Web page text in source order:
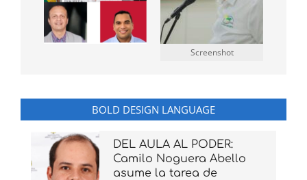
Screenshot
BOLD DESIGN LANGUAGE
DEL AULA AL PODER:
Camilo Noguera Abello
asume la tarea de